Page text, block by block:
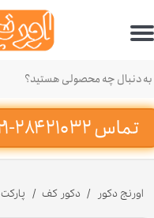
تماس ۳۲ ۲۱۰ ۲۸۴-۰۲۱‌
حساب کاربری من
تغییر گذر واژه
سفارشات
خروج از حساب کاربری
اورنج دکور دکور کف پارکت